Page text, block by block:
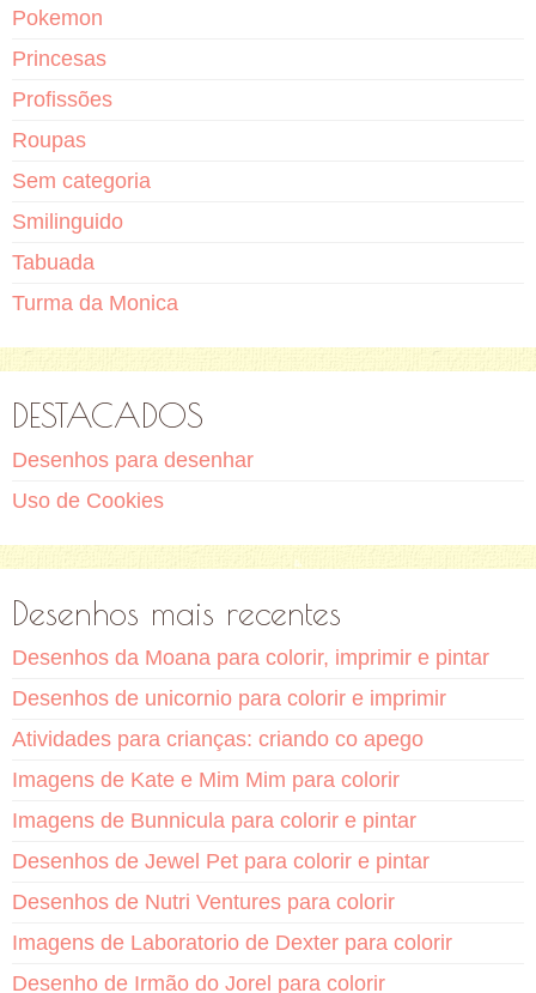
Pokemon
Princesas
Profissões
Roupas
Sem categoria
Smilinguido
Tabuada
Turma da Monica
DESTACADOS
Desenhos para desenhar
Uso de Cookies
Desenhos mais recentes
Desenhos da Moana para colorir, imprimir e pintar
Desenhos de unicornio para colorir e imprimir
Atividades para crianças: criando co apego
Imagens de Kate e Mim Mim para colorir
Imagens de Bunnicula para colorir e pintar
Desenhos de Jewel Pet para colorir e pintar
Desenhos de Nutri Ventures para colorir
Imagens de Laboratorio de Dexter para colorir
Desenho de Irmão do Jorel para colorir